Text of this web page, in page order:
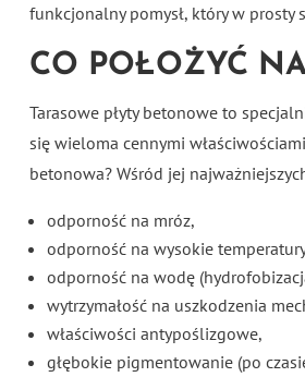
funkcjonalny pomysł, który w prosty
CO POŁOŻYĆ
Tarasowe płyty betonowe to
się wieloma cennymi
betonowa? Wśród jej
odporność na mróz,
odporność na wysokie
odporność na wodę
wytrzymałość na uszkodzenia
właściwości antypoślizgowe,
głębokie pigmentowanie (po